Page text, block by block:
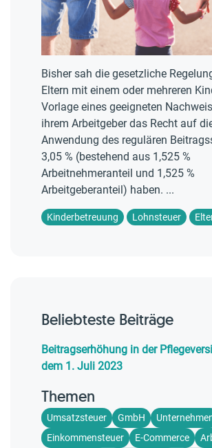
Bisher sah die gesetzliche
Eltern mit einem oder mehreren
Vorlage eines geeigneten
ihrem Arbeitgeber das Recht auf
Anwendung des regulären
3,05 % (bestehend aus 1,525 %
Arbeitnehmeranteil und 1,525 %
Arbeitgeberanteil) haben. ...
Kinderbetreuung Lohnsteuer
Beliebteste Beiträge
Beitragserhöhung in der
dem 1. Juli 2023
Themen
Umsatzsteuer GmbH
Einkommensteuer
E-Commerce